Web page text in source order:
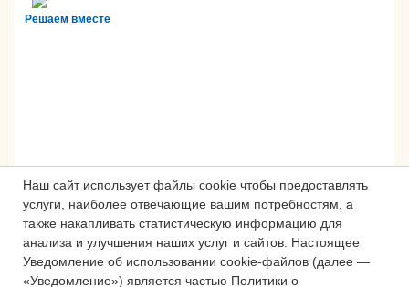
Наш сайт использует файлы cookie чтобы предоставлять
услуги, наиболее отвечающие вашим потребностям, а
также накапливать статистическую информацию для
анализа и улучшения наших услуг и сайтов. Настоящее
Уведомление об использовании cookie-файлов (далее —
«Уведомление») является частью Политики о
Решаем вместе
Сложности с получением «Пушкинской
карты» или приобретением билетов?